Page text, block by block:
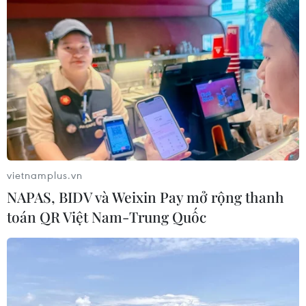
ASEAN Cup 2026: Indonesia tổn thất
lực lượng trước trận quyết đấu tuyển
Việt Nam
03/08/2026 07:21
Làn sóng phản đối lan khắp châu Âu,
FIFA đối diện yêu cầu cải tổ
03/08/2026 05:01
Nhận định Campuchia vs
Timor Leste: Trận chiến vì 3 điểm
danh dự cho "Các chiến binh
03/08/2026 03:30
vietnamplus.vn
NAPAS, BIDV và Weixin Pay mở rộng thanh
toán QR Việt Nam-Trung Quốc